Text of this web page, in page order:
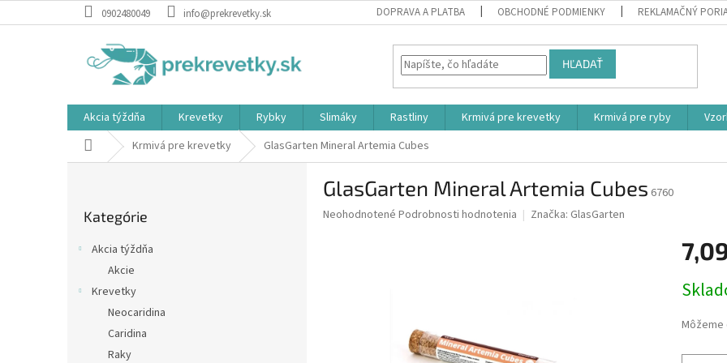
na
0902480049 info@prekrevetky.sk DOPRAVA A PLATBA OBCHODNÉ PODMIENKY REKLAMAČNÝ
HĽADAŤ
Akcia týždňa Krevetky Rybky Slimáky Rastliny Krmivá pre krevetky Krmivá pre ryby
DomovKrmivá pre krevetky GlasGarten Mineral Artemia Cubes
kategórie
Kategórie
Akcia týždňa
Akcie
Krevetky
Neocaridina
Caridina
Raky
GlasGarten Mineral Artemia Cubes 6760
Priemerné
Neohodnotené Podrobnosti hodnotenia Značka: GlasGarten
cena: